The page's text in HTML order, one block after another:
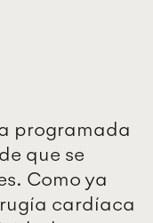
programada
que se
Como ya
cardíaca